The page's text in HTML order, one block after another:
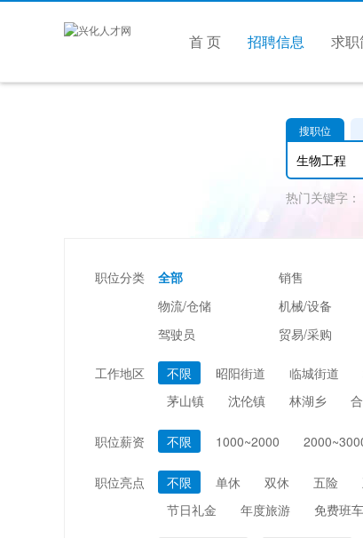
首 页 招聘信息 求
搜职位
热门关键字：
职位分类 全部 销售
物流/仓储
机械/设备
驾驶员
贸易/采购
美容/美发
市场/媒介/公关
广告/会展/咨询
能源/电力/矿产
工作地区 不限 昭阳街道 临城街道
茅山镇
沈伦镇 林湖乡
职位薪资 不限 1000~2000
职位亮点 不限 单休 双休 五险
节日礼金
年度旅游 免费班车